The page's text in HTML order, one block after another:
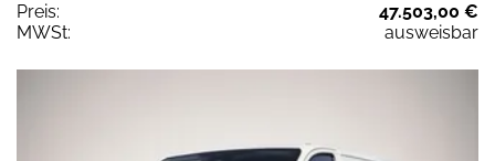
Preis:
47.503,00 €
MWSt:
ausweisbar